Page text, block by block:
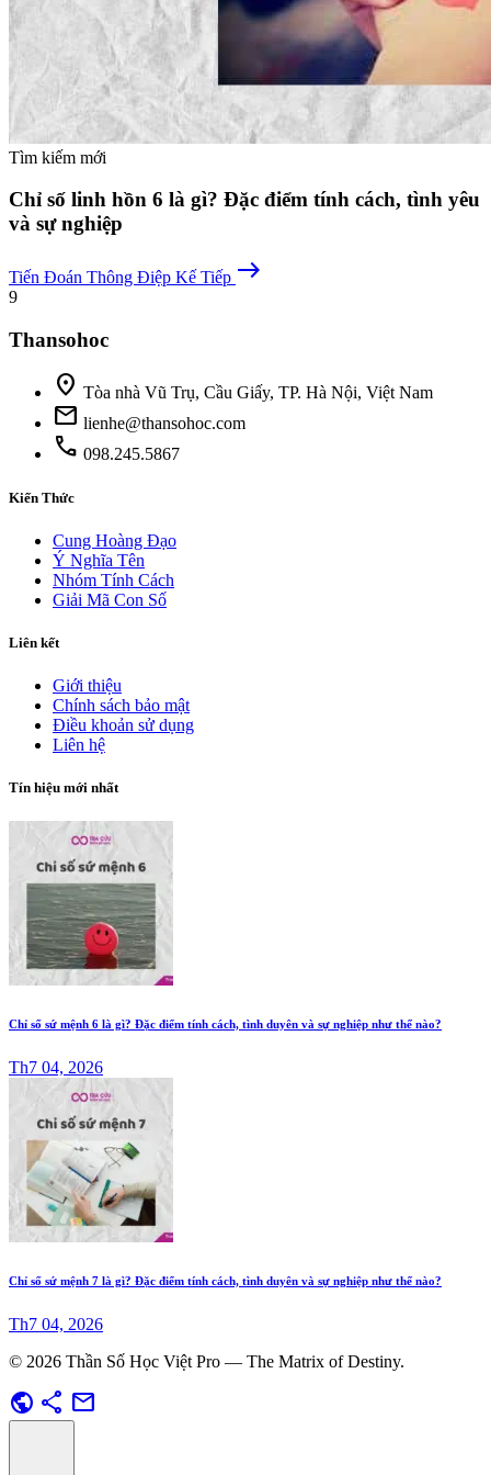
Tìm kiếm mới
Chỉ số linh hồn 6 là gì? Đặc điểm tính cách, tình yêu
và sự nghiệp
Tiến Đoán Thông Điệp Kế Tiếp east
9
Thansohoc
location_on Tòa nhà Vũ Trụ, Cầu Giấy, TP. Hà Nội, Việt Nam
mail lienhe@thansohoc.com
phone 098.245.5867
Kiến Thức
Cung Hoàng Đạo
Ý Nghĩa Tên
Nhóm Tính Cách
Giải Mã Con Số
Liên kết
Giới thiệu
Chính sách bảo mật
Điều khoản sử dụng
Liên hệ
Tín hiệu mới nhất
Chỉ số sứ mệnh 6 là gì? Đặc điểm tính cách, tình duyên và sự nghiệp như thế nào?
Th7 04, 2026
Chỉ số sứ mệnh 7 là gì? Đặc điểm tính cách, tình duyên và sự nghiệp như thế nào?
Th7 04, 2026
© 2026 Thần Số Học Việt Pro — The Matrix of Destiny.
public share mail